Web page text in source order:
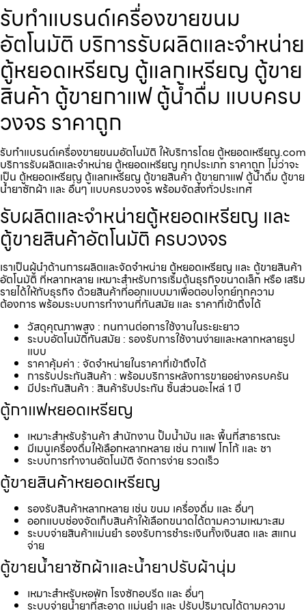
รับทำแบรนด์เครื่องขายขนม​
อัตโนมัติ บริการรับผลิตและจำหน่าย
ตู้หยอดเหรียญ ตู้แลกเหรียญ ตู้ขาย
สินค้า ตู้ขายกาแฟ ตู้น้ำดื่ม แบบครบ
วงจร ราคาถูก
รับทำแบรนด์เครื่องขายขนม​อัตโนมัติ ให้บริการโดย ตู้หยอดเหรียญ.com
บริการรับผลิตและจำหน่าย ตู้หยอดเหรียญ ทุกประเภท ราคาถูก ไม่ว่าจะ
เป็น ตู้หยอดเหรียญ ตู้แลกเหรียญ ตู้ขายสินค้า ตู้ขายกาแฟ ตู้น้ำดื่ม ตู้ขาย
น้ำยาซักผ้า และ อื่นๆ แบบครบวงจร พร้อมจัดส่งทั่วประเทศ
รับผลิตและจำหน่ายตู้หยอดเหรียญ และ
ตู้ขายสินค้าอัตโนมัติ ครบวงจร
เราเป็นผู้นำด้านการผลิตและจัดจำหน่าย ตู้หยอดเหรียญ และ ตู้ขายสินค้า
อัตโนมัติ ที่หลากหลาย เหมาะสำหรับการเริ่มต้นธุรกิจขนาดเล็ก หรือ เสริม
รายได้ให้กับธุรกิจ ด้วยสินค้าที่ออกแบบมาเพื่อตอบโจทย์ทุกความ
ต้องการ พร้อมระบบการทำงานที่ทันสมัย และ ราคาที่เข้าถึงได้
วัสดุคุณภาพสูง : ทนทานต่อการใช้งานในระยะยาว
ระบบอัตโนมัติทันสมัย : รองรับการใช้งานง่ายและหลากหลายรูป
แบบ
ราคาคุ้มค่า : จัดจำหน่ายในราคาที่เข้าถึงได้
การรับประกันสินค้า : พร้อมบริการหลังการขายอย่างครบครัน
มีประกันสินค้า : สินค้ารับประกัน ชิ้นส่วนอะไหล่ 1 ปี
ตู้กาแฟหยอดเหรียญ
เหมาะสำหรับร้านค้า สำนักงาน ปั้มน้ำมัน และ พื้นที่สาธารณะ
มีเมนูเครื่องดื่มให้เลือกหลากหลาย เช่น กาแฟ โกโก้ และ ชา
ระบบการทำงานอัตโนมัติ จัดการง่าย รวดเร็ว
ตู้ขายสินค้าหยอดเหรียญ
รองรับสินค้าหลากหลาย เช่น ขนม เครื่องดื่ม และ อื่นๆ
ออกแบบช่องจัดเก็บสินค้าให้เลือกขนาดได้ตามความเหมาะสม
ระบบจ่ายสินค้าแม่นยำ รองรับการชำระเงินทั้งเงินสด และ สแกน
จ่าย
ตู้ขายน้ำยาซักผ้าและน้ำยาปรับผ้านุ่ม
เหมาะสำหรับหอพัก โรงซักอบรีด และ อื่นๆ
ระบบจ่ายน้ำยาที่สะอาด แม่นยำ และ ปรับปริมาณได้ตามความ